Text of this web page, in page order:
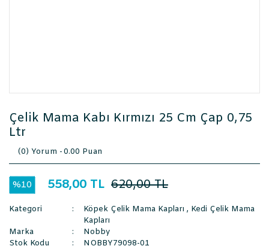
Çelik Mama Kabı Kırmızı 25 Cm Çap 0,75
Ltr
(0) Yorum -0.00 Puan
%10 558,00 TL 620,00 TL
Kategori Köpek Çelik Mama Kapları , Kedi Çelik Mama
Kapları
Marka
Nobby
Stok Kodu
NOBBY79098-01